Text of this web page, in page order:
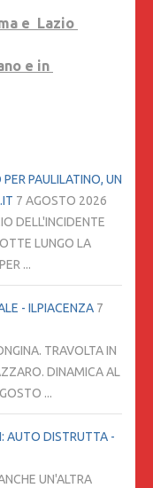
e Lazio
e in
PAULILATINO, UN
7 AGOSTO 2026
DELL'INCIDENTE
LUNGO LA
...
- ILPIACENZA 7
TRAVOLTA IN
DINAMICA AL
...
AUTO DISTRUTTA -
UN'ALTRA